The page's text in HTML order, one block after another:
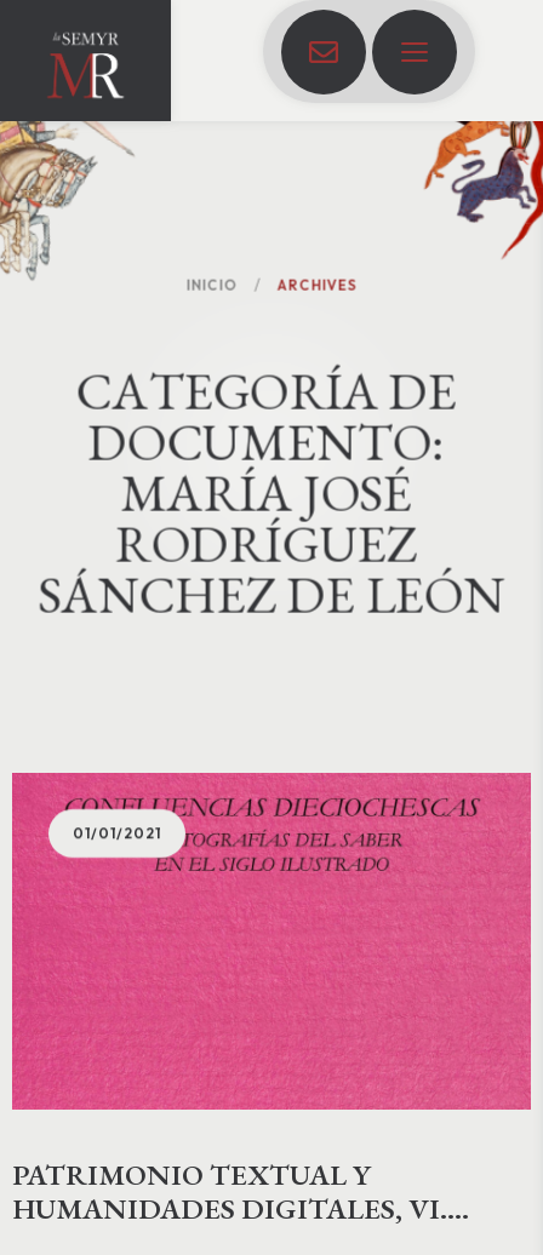
INICIO ARCHIVES
CATEGORÍADE
DOCUMENTO:
MARÍA JOSÉ
RODRÍGUEZ
SÁNCHEZ DE LEÓN
01/01/2021
PATRIMONIO TEXTUAL Y
HUMANIDADES DIGITALES, VI.